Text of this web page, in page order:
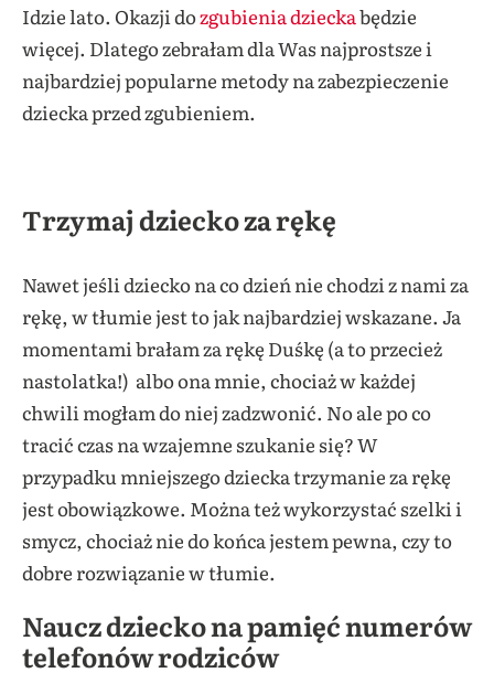
Idzie lato. Okazji dozgubienia dzieckabędzie
więcej. Dlatego zebrałam dla Was najprostsze i
najbardziej popularne metody na zabezpieczenie
dziecka przed zgubieniem.
Trzymaj dziecko za rękę
Nawet jeśli dziecko na co dzień nie chodzi z nami za
rękę, w tłumie jest to jak najbardziej wskazane. Ja
momentami brałam za rękę Duśkę (a to przecież
nastolatka!) albo ona mnie, chociaż w każdej
chwili mogłam do niej zadzwonić. No ale po co
tracić czas na wzajemne szukanie się? W
przypadku mniejszego dziecka trzymanie za rękę
jest obowiązkowe. Można też wykorzystać szelki i
smycz, chociaż nie do końca jestem pewna, czy to
dobre rozwiązanie w tłumie.
Naucz dziecko na pamięć numerów
telefonów rodziców